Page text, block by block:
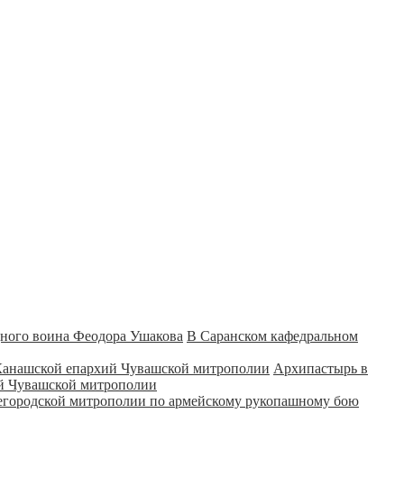
В Саранском кафедральном
Архипастырь в
Чувашской митрополии
митрополии по армейскому рукопашному бою